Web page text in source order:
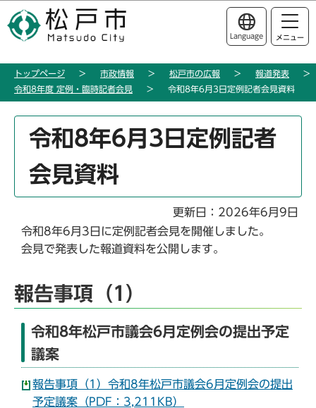
の
ー
このページの本文へ移動
Language メニュー
トップページ 市政情報 松戸市の広報
報道発表
令和8年度 定例・臨時記者会見
令和8年6月3日定例記者会見資料
か
令和8年6月3日定例記者
会見資料
更新日：2026年6月9日
令和8年6月3日に定例記者会見を開催しました。
会見で発表した報道資料を公開します。
報告事項（1）
令和8年松戸市議会6月定例会の提出予定
議案
報告事項（1）令和8年松戸市議会6月定例会の提出
予定議案（PDF：3,211KB）